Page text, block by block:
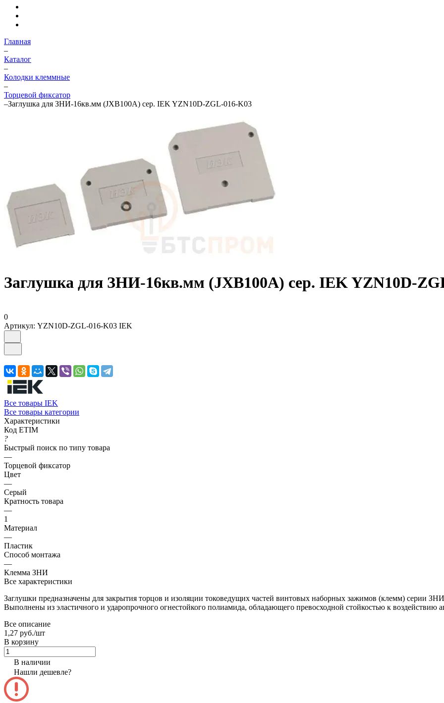
Главная
–
Каталог
–
Колодки клеммные
–
Торцевой фиксатор
–Заглушка для ЗНИ-16кв.мм (JXB100А) сер. IEK YZN10D-ZGL-016-K03
Заглушка для ЗНИ-16кв.мм (JXB100А) сер. IEK YZN10D-
0
Артикул: YZN10D-ZGL-016-K03 IEK
Все товары IEK
Все товары категории
Характеристики
Код ETIM
?
Быстрый поиск по типу товара
—
Торцевой фиксатор
Цвет
—
Серый
Кратность товара
—
1
Материал
—
Пластик
Способ монтажа
—
Клемма ЗНИ
Все характеристики
Заглушки предназначены для закрытия торцов и изоляции токоведущих частей винтовых наборных зажимов (клемм) серии
Выполнены из эластичного и ударопрочного огнестойкого полиамида, обладающего превосходной стойкостью к воздействию
Все описание
1,27 руб./шт
В корзину
В наличии
Нашли дешевле?